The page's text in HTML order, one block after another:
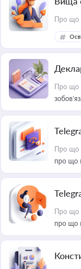
Про що
Про що
Про що
про що
Про що
про що